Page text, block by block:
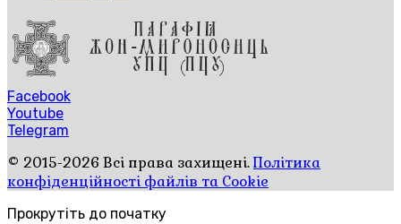
Facebook
Youtube
Telegram
© 2015-2026 Всі права захищені.Політика
конфіденційності файлів та Cookie
Прокрутіть до початку